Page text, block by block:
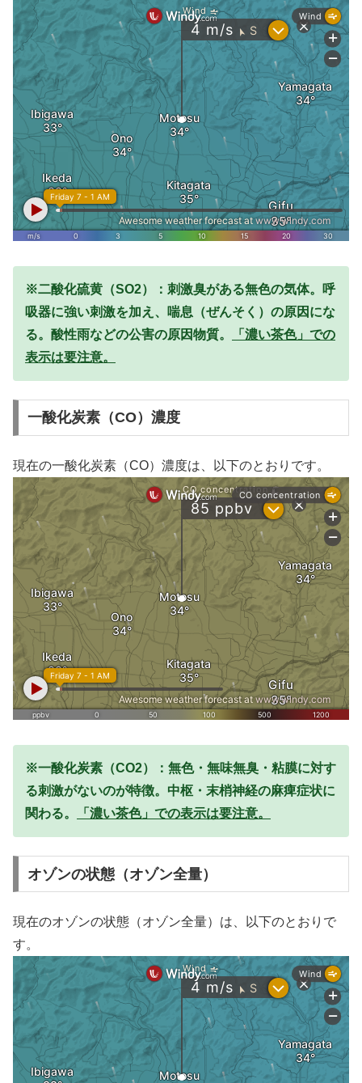
※二酸化硫黄（SO2）：刺激臭がある無色の気体。呼
吸器に強い刺激を加え、喘息（ぜんそく）の原因にな
る。酸性雨などの公害の原因物質。
「濃い茶色」での
表示は要注意。
一酸化炭素（CO）濃度
現在の一酸化炭素（CO）濃度は、以下のとおりです。
※一酸化炭素（CO2）：無色・無味無臭・粘膜に対す
る刺激がないのが特徴。中枢・末梢神経の麻痺症状に
関わる。
「濃い茶色」での表示は要注意。
オゾンの状態（オゾン全量）
現在のオゾンの状態（オゾン全量）は、以下のとおりで
す。